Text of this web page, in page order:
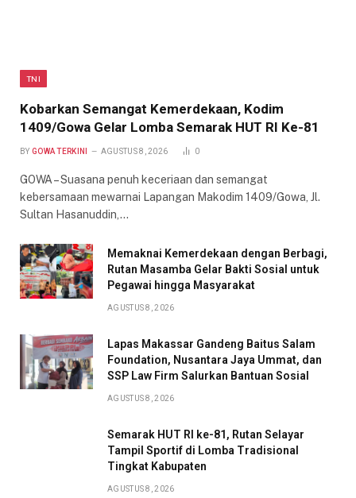
TNI
Kobarkan Semangat Kemerdekaan, Kodim
1409/Gowa Gelar Lomba Semarak HUT RI Ke-81
BY GOWA TERKINI AGUSTUS 8, 2026 0
GOWA – Suasana penuh keceriaan dan semangat
kebersamaan mewarnai Lapangan Makodim 1409/Gowa, Jl.
Sultan Hasanuddin,…
Memaknai Kemerdekaan dengan Berbagi,
Rutan Masamba Gelar Bakti Sosial untuk
Pegawai hingga Masyarakat
AGUSTUS 8, 2026
Lapas Makassar Gandeng Baitus Salam
Foundation, Nusantara Jaya Ummat, dan
SSP Law Firm Salurkan Bantuan Sosial
AGUSTUS 8, 2026
Semarak HUT RI ke-81, Rutan Selayar
Tampil Sportif di Lomba Tradisional
Tingkat Kabupaten
AGUSTUS 8, 2026